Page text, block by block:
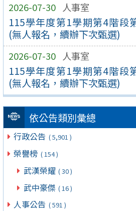
2026-07-30 人事室
115學年度第1學期第4階段
(無人報名，續辦下次甄選)
2026-07-30 人事室
115學年度第1學期第4階段
(無人報名，續辦下次甄選)
依公告類別彙總
行政公告 ( 5,901 )
榮譽榜 ( 154 )
武漢榮耀 ( 30 )
武中豪傑 ( 16 )
人事公告 ( 591 )